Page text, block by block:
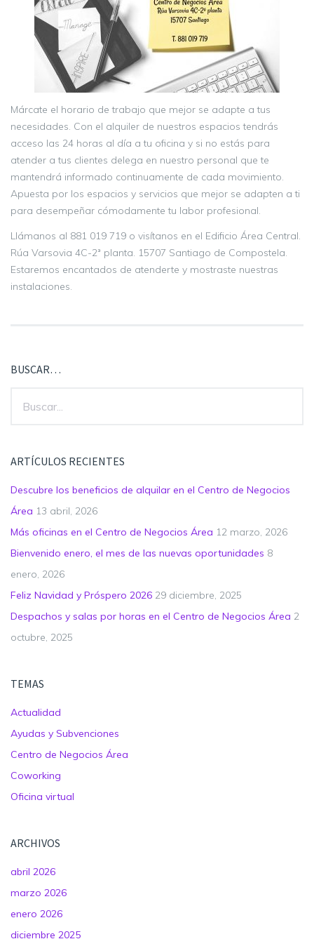
Márcate el horario de trabajo que mejor se adapte a tus
necesidades. Con el alquiler de nuestros espacios tendrás
acceso las 24 horas al día a tu oficina y si no estás para
atender a tus clientes delega en nuestro personal que te
mantendrá informado continuamente de cada movimiento.
Apuesta por los espacios y servicios que mejor se adapten a ti
para desempeñar cómodamente tu labor profesional.
Llámanos al 881 019 719 o visítanos en el Edificio Área Central.
Rúa Varsovia 4C-2ª planta. 15707 Santiago de Compostela.
Estaremos encantados de atenderte y mostraste nuestras
instalaciones.
BUSCAR…
ARTÍCULOS RECIENTES
Descubre los beneficios de alquilar en el Centro de Negocios
Área 13 abril, 2026
Más oficinas en el Centro de Negocios Área 12 marzo, 2026
Bienvenido enero, el mes de las nuevas oportunidades 8
enero, 2026
Feliz Navidad y Próspero 2026 29 diciembre, 2025
Despachos y salas por horas en el Centro de Negocios Área 2
octubre, 2025
TEMAS
Actualidad
Ayudas y Subvenciones
Centro de Negocios Área
Coworking
Oficina virtual
ARCHIVOS
abril 2026
marzo 2026
enero 2026
diciembre 2025